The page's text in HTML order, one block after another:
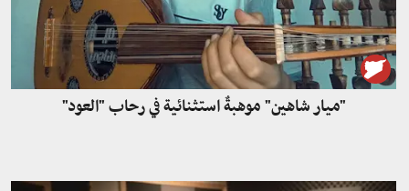
"ميار شاهين" موهبةٌ استثنائية في رحاب "العود"